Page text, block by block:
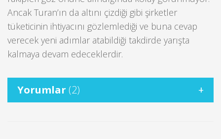
Ancak Turan’ın da altını çizdiği gibi şirketler
tüketicinin ihtiyacını gözlemlediği ve buna cevap
verecek yeni adımlar atabildiği takdirde yarışta
kalmaya devam edeceklerdir.
Yorumlar (2)